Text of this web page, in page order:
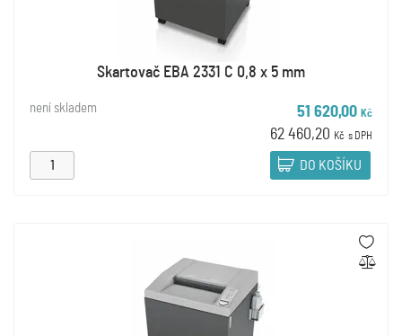
Skartovač EBA 2331 C 0,8 x 5 mm
není skladem 51 620,00 Kč
62 460,20 Kč s DPH
DO KOŠÍKU